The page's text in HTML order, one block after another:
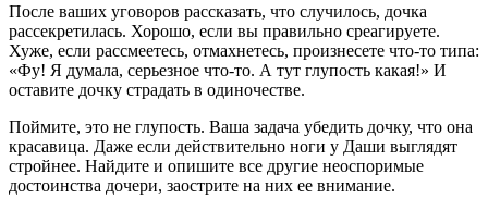
После ваших уговоров рассказать, что случилось, дочка
рассекретилась. Хорошо, если вы правильно среагируете.
Хуже, если рассмеетесь, отмахнетесь, произнесете что-то типа:
«Фу! Я думала, серьезное что-то. А тут глупость какая!» И
оставите дочку страдать в одиночестве.
Поймите, это не глупость. Ваша задача убедить дочку, что она
красавица. Даже если действительно ноги у Даши выглядят
стройнее. Найдите и опишите все другие неоспоримые
достоинства дочери, заострите на них ее внимание.